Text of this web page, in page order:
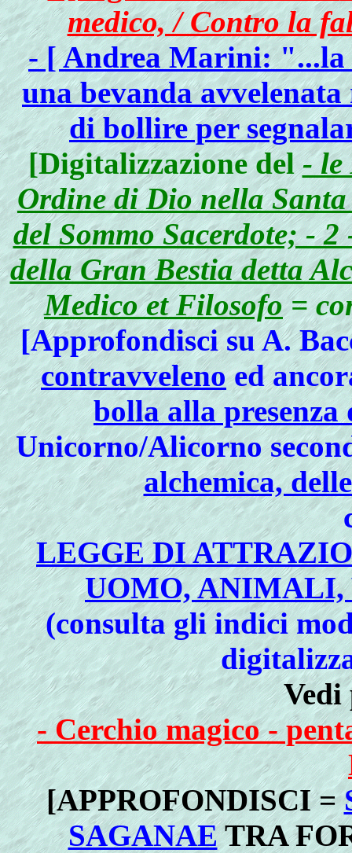
medico, / Contro la
- [ Andrea Marini: "...la
una bevanda
di bollire per
[Digitalizzazione del- le
Ordine di Dio nella
del Sommo Sacerdote; -
della Gran Bestia detta
Medico et Filosofo=
[Approfondisci su A.
contravvelenoed
bolla alla presenza
Unicorno/Alicorno
alchemica,
LEGGE DI
UOMO,
(consulta gli indici
Vedi
- Cerchio magico -
[APPROFONDISCI =
SAGANAETRA